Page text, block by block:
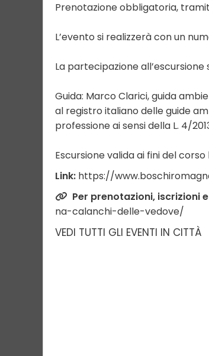
Prenotazione obbligatoria,
L’evento si realizzerà con un
La partecipazione
Guida: Marco Clarici, guida
al registro italiano delle guide
professione ai sensi della L. 4/
Escursione valida ai fini del
Link: https://
Per prenotazioni, iscrizioni
na-calanchi-delle-vedove/
VEDI TUTTI GLI EVENTI IN CITTÀ